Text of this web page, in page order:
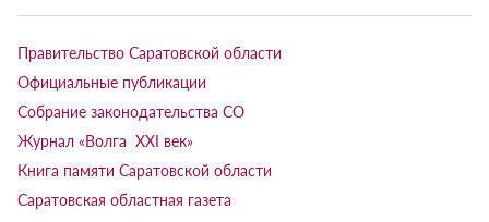
Правительство Саратовской области
Официальные публикации
Собрание законодательства СО
Журнал «Волга XXI век»
Книга памяти Саратовской области
Саратовская областная газета